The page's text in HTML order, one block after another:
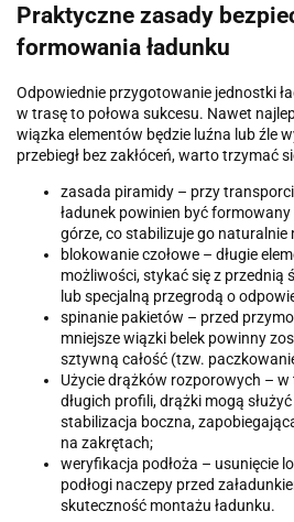
Praktyczne zasady
formowania ładunku
Odpowiednie przygotowanie jednostki
w trasę to połowa sukcesu. Nawet
wiązka elementów będzie luźna lub źle
przebiegł bez zakłóceń, warto trzymać
zasada piramidy – przy
ładunek powinien być
górze, co stabilizuje go naturalnie
blokowanie czołowe – długie
możliwości, stykać się z przednią
lub specjalną przegrodą o
spinanie pakietów – przed
mniejsze wiązki belek powinny
sztywną całość (tzw.
Użycie drążków rozporowych –
długich profili, drążki mogą
stabilizacja boczna,
na zakrętach;
weryfikacja podłoża – usunięcie
podłogi naczepy przed
skuteczność montażu ładunku.